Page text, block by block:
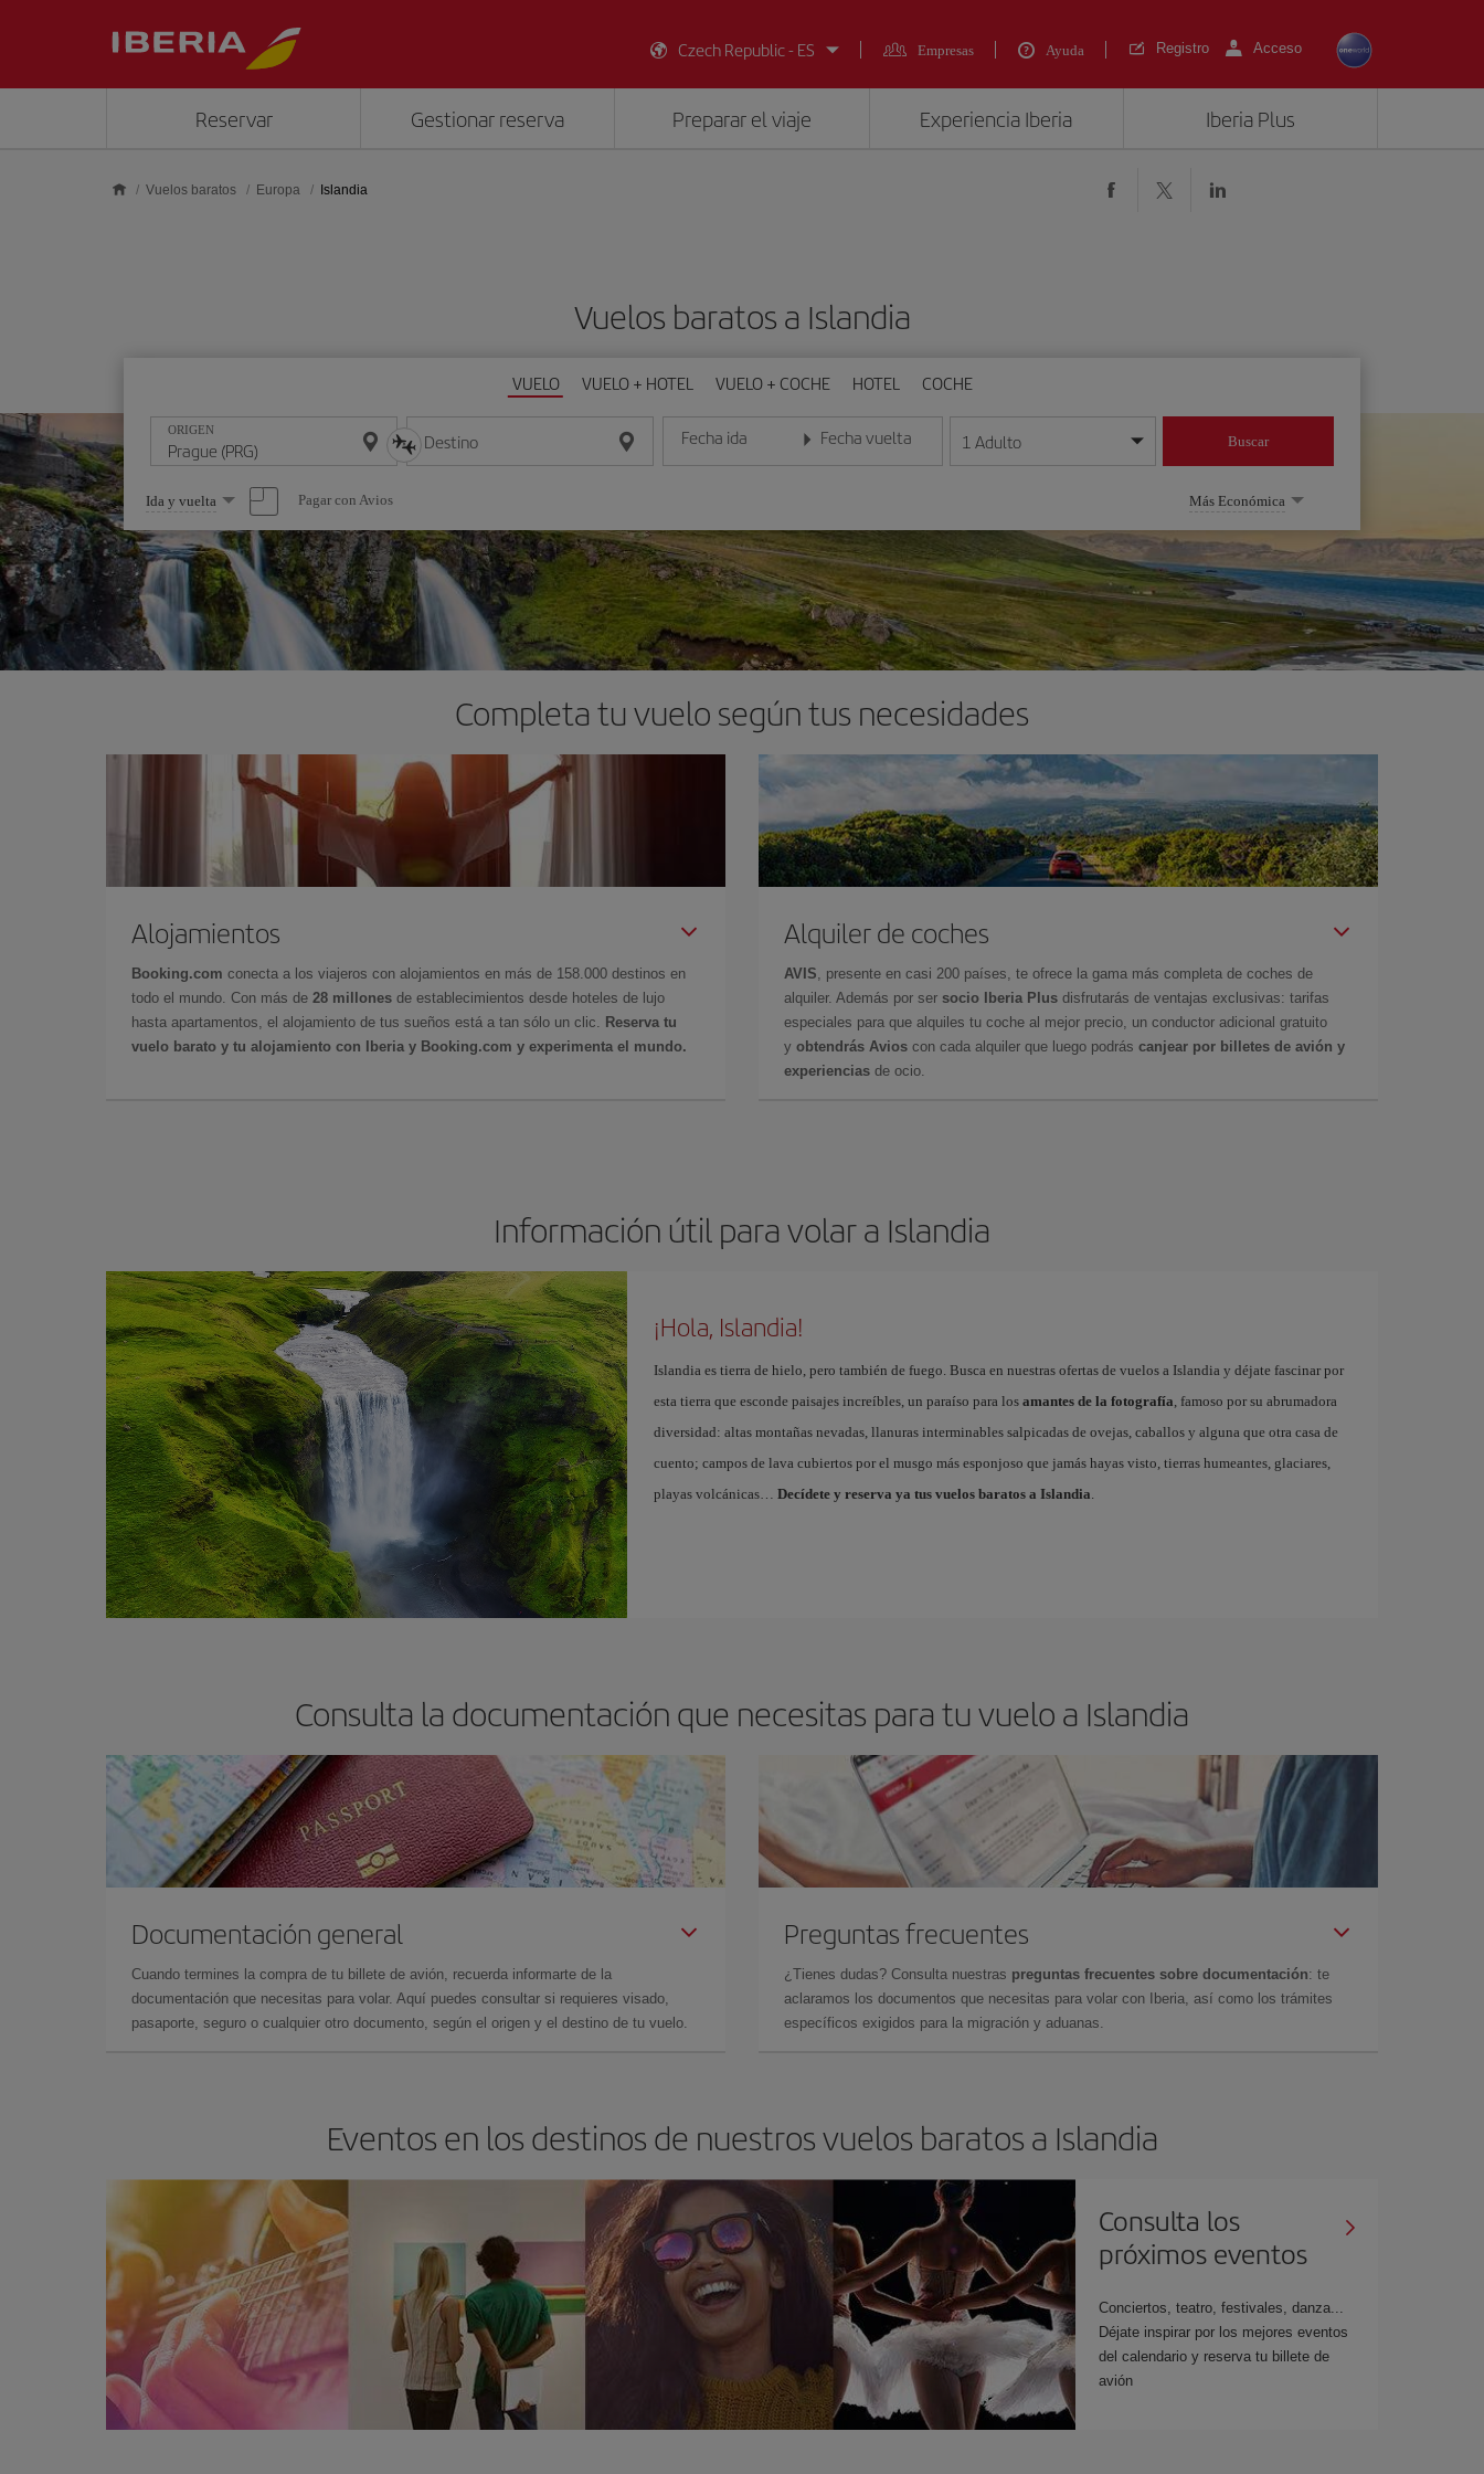
Czech Republic - ES
Empresas Ayuda Registro Acceso
Reservar Gestionar reserva Preparar el viaje Experiencia Iberia Iberia Plus
Vuelos baratos Europa Islandia
Vuelos baratos a Islandia
VUELO VUELO + HOTEL VUELO + COCHE HOTEL COCHE
ORIGEN Destino Fecha ida
Introduce la fecha en formato día/mes/año
Fecha vuelta
Introduce la fecha en formato día/mes/año
1 Adulto Buscar
Seleccione
una
opción
Ida y vuelta Pagar con Avios Más Económica
Completa tu vuelo según tus necesidades
Alojamientos
Booking.com conecta a los viajeros con alojamientos en más de 158.000 destinos en
todo el mundo. Con más de 28 millones de establecimientos desde hoteles de lujo
hasta apartamentos, el alojamiento de tus sueños está a tan sólo un clic.
Reserva tu
vuelo barato y tu alojamiento con Iberia y Booking.com y experimenta el mundo.
Alquiler de coches
AVIS , presente en casi 200 países, te ofrece la gama más completa de coches de
alquiler. Además por ser socio Iberia Plus disfrutarás de ventajas exclusivas: tarifas
especiales para que alquiles tu coche al mejor precio, un conductor adicional gratuito
y obtendrás Avios con cada alquiler que luego podrás canjear por billetes de avión y
experiencias de ocio.
Información útil para volar a Islandia
¡Hola, Islandia!
Islandia es tierra de hielo, pero también de fuego. Busca en nuestras ofertas de vuelos a Islandia y déjate fascinar por
esta tierra que esconde paisajes increíbles, un paraíso para los amantes de la fotografía , famoso por su abrumadora
diversidad: altas montañas nevadas, llanuras interminables salpicadas de ovejas, caballos y alguna que otra casa de
cuento; campos de lava cubiertos por el musgo más esponjoso que jamás hayas visto, tierras humeantes, glaciares,
playas volcánicas… Decídete y reserva ya tus vuelos baratos a Islandia
Consulta la documentación que necesitas para tu vuelo a Islandia
Documentación general
Cuando termines la compra de tu billete de avión, recuerda informarte de la
documentación que necesitas para volar. Aquí puedes consultar si requieres visado,
pasaporte, seguro o cualquier otro documento, según el origen y el destino de tu vuelo.
Preguntas frecuentes
¿Tienes dudas? Consulta nuestras preguntas frecuentes sobre documentación: te
aclaramos los documentos que necesitas para volar con Iberia, así como los trámites
específicos exigidos para la migración y aduanas.
Eventos en los destinos de nuestros vuelos baratos a Islandia
Consulta los
próximos eventos
Conciertos, teatro, festivales, danza...
Déjate inspirar por los mejores eventos
del calendario y reserva tu billete de
avión